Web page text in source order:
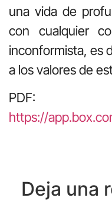
una vida de
con cualquier
inconformista, es
a los valores de
PDF:
https://
Deja una